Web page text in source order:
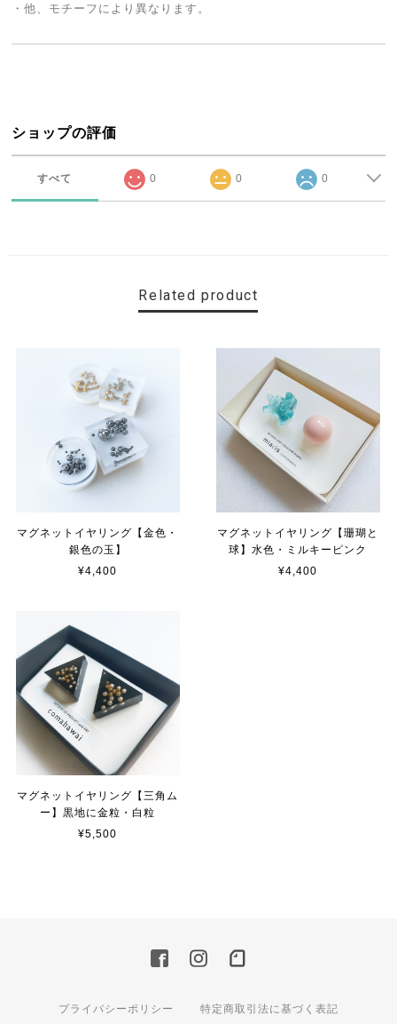
・他、モチーフにより異なります。
ショップの評価
すべて 0 0 0
Related product
マグネットイヤリング【金色・
銀色の玉】
¥4,400
マグネットイヤリング【珊瑚と
球】水色・ミルキーピンク
¥4,400
マグネットイヤリング【三角ム
ー】黒地に金粒・白粒
¥5,500
プライバシーポリシー 特定商取引法に基づく表記